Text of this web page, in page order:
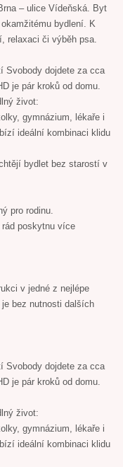
– ulice Vídeňská. Byt
bydlení. K
relaxaci či výběh psa.
Svobody dojdete za cca
je pár kroků od domu.
život:
gymnázium, lékaře i
ideální kombinaci klidu
bydlet bez starostí v
pro rodinu.
poskytnu více
v jedné z nejlépe
bez nutnosti dalších
Svobody dojdete za cca
je pár kroků od domu.
život:
gymnázium, lékaře i
ideální kombinaci klidu